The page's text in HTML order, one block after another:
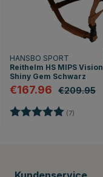
HANSBO SPORT
Reithelm HS MIPS Vision
Shiny Gem Schwarz
€167.96 €209.95
Bewertung: (7)